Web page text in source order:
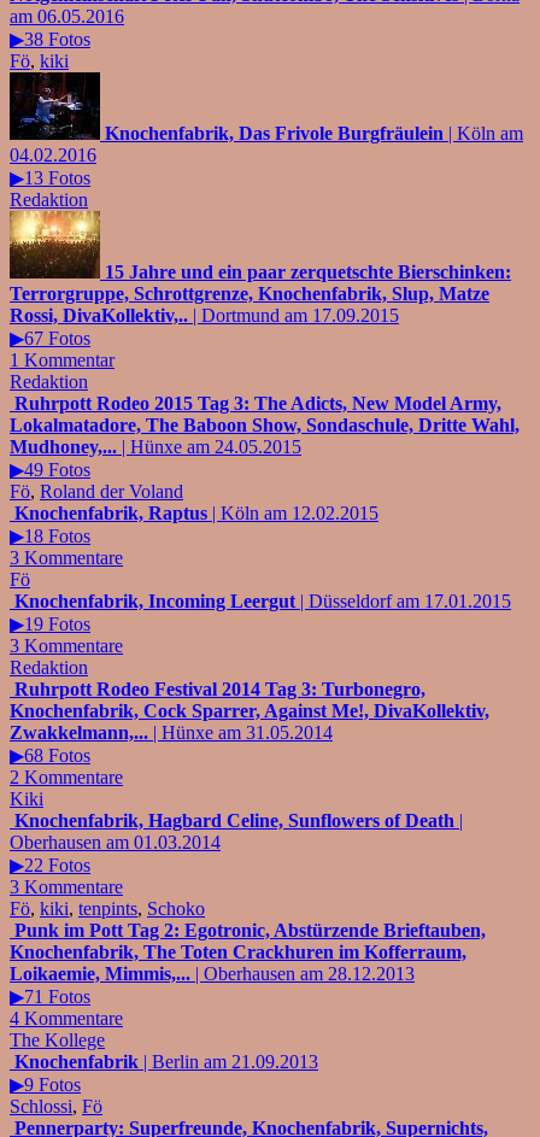
am 06.05.2016
▶38 Fotos
Fö, kiki
Knochenfabrik, Das Frivole Burgfräulein | Köln am
04.02.2016
▶13 Fotos
Redaktion
15 Jahre und ein paar zerquetschte Bierschinken:
Terrorgruppe, Schrottgrenze, Knochenfabrik, Slup, Matze
Rossi, DivaKollektiv,.. | Dortmund am 17.09.2015
▶67 Fotos
1 Kommentar
Redaktion
Ruhrpott Rodeo 2015 Tag 3: The Adicts, New Model Army,
Lokalmatadore, The Baboon Show, Sondaschule, Dritte Wahl,
Mudhoney,... | Hünxe am 24.05.2015
▶49 Fotos
Fö, Roland der Voland
Knochenfabrik, Raptus | Köln am 12.02.2015
▶18 Fotos
3 Kommentare
Fö
Knochenfabrik, Incoming Leergut | Düsseldorf am 17.01.2015
▶19 Fotos
3 Kommentare
Redaktion
Ruhrpott Rodeo Festival 2014 Tag 3: Turbonegro,
Knochenfabrik, Cock Sparrer, Against Me!, DivaKollektiv,
Zwakkelmann,... | Hünxe am 31.05.2014
▶68 Fotos
2 Kommentare
Kiki
Knochenfabrik, Hagbard Celine, Sunflowers of Death |
Oberhausen am 01.03.2014
▶22 Fotos
3 Kommentare
Fö, kiki, tenpints, Schoko
Punk im Pott Tag 2: Egotronic, Abstürzende Brieftauben,
Knochenfabrik, The Toten Crackhuren im Kofferraum,
Loikaemie, Mimmis,... | Oberhausen am 28.12.2013
▶71 Fotos
4 Kommentare
The Kollege
Knochenfabrik | Berlin am 21.09.2013
▶9 Fotos
Schlossi, Fö
Pennerparty: Superfreunde, Knochenfabrik, Supernichts,